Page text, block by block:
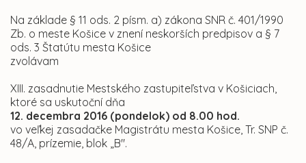
Na základe § 11 ods. 2 písm. a) zákona SNR č. 401/1990
Zb. o meste Košice v znení neskorších predpisov a § 7
ods. 3 Štatútu mesta Košice
zvolávam
XIII. zasadnutie Mestského zastupiteľstva v Košiciach,
ktoré sa uskutoční dňa
12. decembra 2016 (pondelok) od 8.00 hod.
vo veľkej zasadačke Magistrátu mesta Košice, Tr. SNP č.
48/A, prízemie, blok „B".